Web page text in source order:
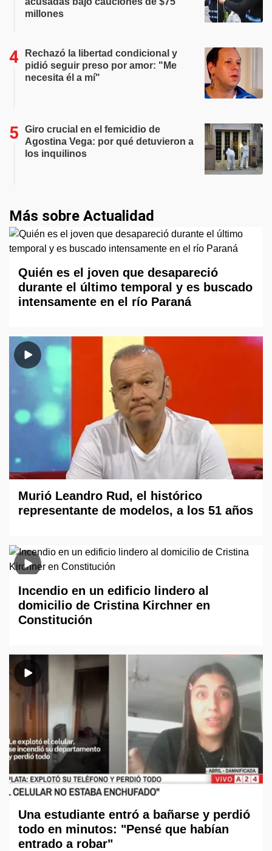
millones
Rechazó la libertad condicional y
pidió seguir preso por amor: "Me
necesita él a mí"
Giro crucial en el femicidio de
Agostina Vega: por qué detuvieron a
los inquilinos
Más sobre Actualidad
Quién es el joven que desapareció
durante el último temporal y es buscado
intensamente en el río Paraná
Murió Leandro Rud, el histórico
representante de modelos, a los 51 años
Incendio en un edificio lindero al
domicilio de Cristina Kirchner en
Constitución
Una estudiante entró a bañarse y perdió
todo en minutos: "Pensé que habían
entrado a robar"